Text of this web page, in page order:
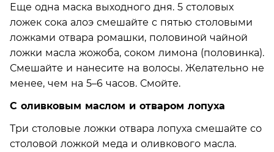
Еще одна маска выходного дня. 5 столовых
ложек сока алоэ смешайте с пятью столовыми
ложками отвара ромашки, половиной чайной
ложки масла жожоба, соком лимона (половинка).
Смешайте и нанесите на волосы. Желательно не
менее, чем на 5–6 часов. Смойте.
С оливковым маслом и отваром лопуха
Три столовые ложки отвара лопуха смешайте со
столовой ложкой меда и оливкового масла.